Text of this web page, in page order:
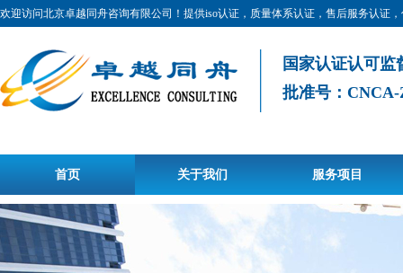
欢迎访问北京卓越同舟咨询有限公司！提供iso认证，质量体系认证，售后服务认证
国家认证认可
批准号：CNCA-
首页 关于我们 服务项目